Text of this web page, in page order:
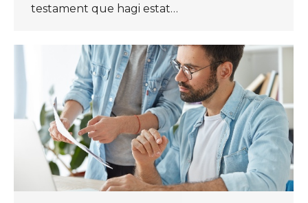
testament que hagi estat…